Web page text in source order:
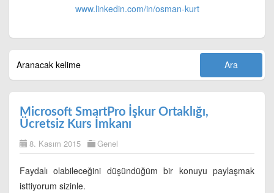
www.linkedin.com/in/osman-kurt
Microsoft SmartPro İşkur Ortaklığı,
Ücretsiz Kurs İmkanı
8. Kasım 2015 Genel
Faydalı olabileceğini düşündüğüm bir konuyu paylaşmak
isttiyorum sizinle.